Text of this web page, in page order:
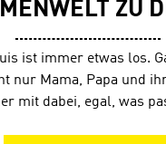
ZU
ist immer etwas los.
nur Mama, Papa und
mit dabei, egal, was